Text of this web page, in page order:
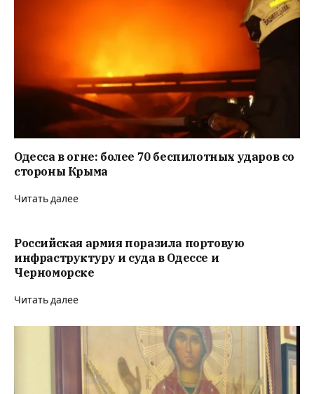
Одесса в огне: более 70 беспилотных ударов со
стороны Крыма
Читать далее
Российская армия поразила портовую
инфраструктуру и суда в Одессе и
Черноморске
Читать далее